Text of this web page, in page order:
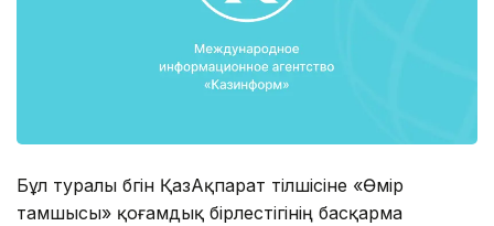
Бұл туралы бүгін ҚазАқпарат тілшісіне «Өмір
тамшысы» қоғамдық бірлестігінің басқарма